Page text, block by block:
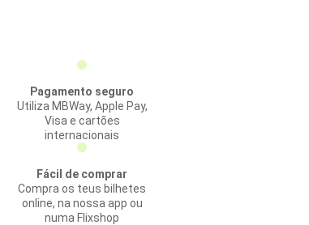
Pagamento seguro
Utiliza MBWay, Apple Pay,
Visa e cartões
internacionais
Fácil de comprar
Compra os teus bilhetes
online, na nossa app ou
numa Flixshop